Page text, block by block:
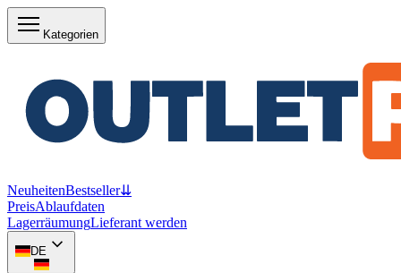
Kategorien
NeuheitenBestseller⇊
PreisAblaufdaten
LagerräumungLieferant werden
DE